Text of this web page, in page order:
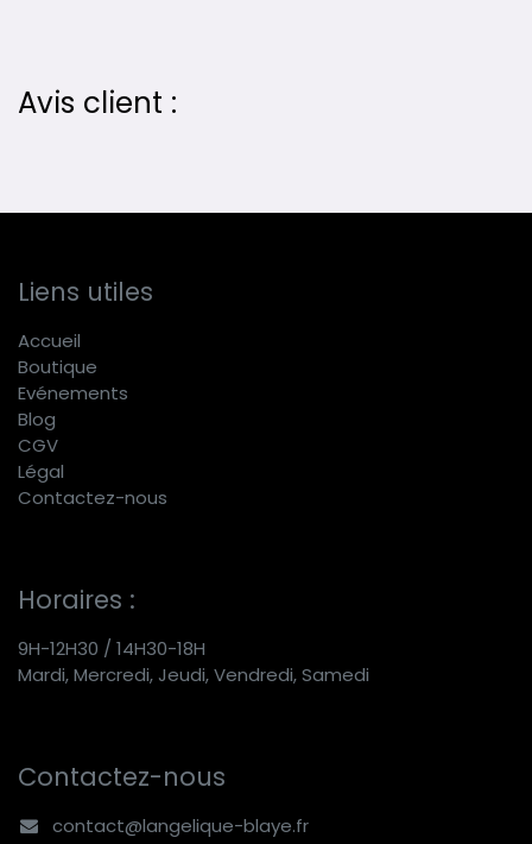
Avis client :
Liens utiles
Accueil
Boutique
Evénements
Blog
CGV
Légal
Contactez-nous
Horaires :
9H-12H30 / 14H30-18H
Mardi, Mercredi, Jeudi, Vendredi, Samedi
Contactez-nous
contact@langelique-blaye.fr